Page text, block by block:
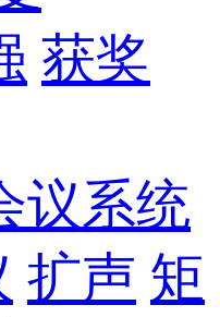
获奖
议系统
扩声 矩